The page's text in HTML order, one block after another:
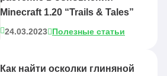
Minecraft 1.20 “Trails & Tales”
24.03.2023 Полезные статьи
Как найти осколки глиняной